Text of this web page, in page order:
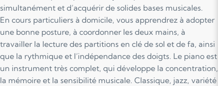
simultanément et d’acquérir de solides bases musicales.
En cours particuliers à domicile, vous apprendrez à adopter
une bonne posture, à coordonner les deux mains, à
travailler la lecture des partitions en clé de sol et de fa, ainsi
que la rythmique et l’indépendance des doigts. Le piano est
un instrument très complet, qui développe la concentration,
la mémoire et la sensibilité musicale. Classique, jazz, variété